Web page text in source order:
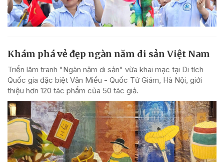
Khám phá vẻ đẹp ngàn năm di sản Việt Nam
Triển lãm tranh "Ngàn năm di sản" vừa khai mạc tại Di tích
Quốc gia đặc biệt Văn Miếu - Quốc Tử Giám, Hà Nội, giới
thiệu hơn 120 tác phẩm của 50 tác giả.